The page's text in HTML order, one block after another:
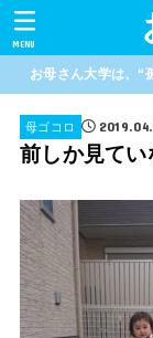
MENU
お母さん大学は、“
母ゴコロ
前しか見て